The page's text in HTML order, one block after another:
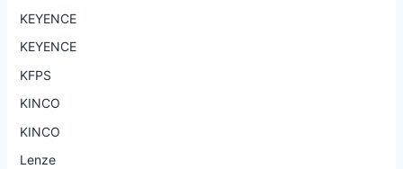
KEYENCE
KEYENCE
KFPS
KINCO
KINCO
Lenze